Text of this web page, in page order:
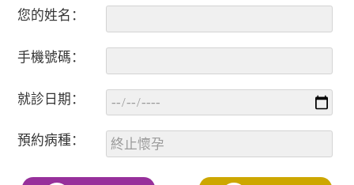
您的姓名：
手機號碼：
就診日期：
預約病種：